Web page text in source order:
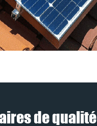
de qualité